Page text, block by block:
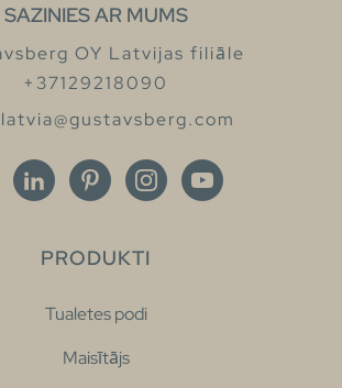
SAZINIES AR MUMS
OY Latvijas filiāle
+37129218090
PRODUKTI
Tualetes podi
Maisītājs